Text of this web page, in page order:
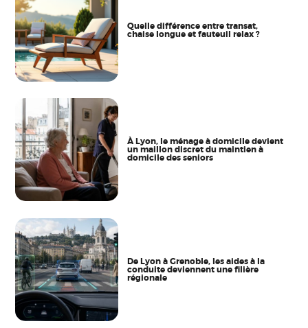
Quelle différence entre transat,
chaise longue et fauteuil relax ?
À Lyon, le ménage à domicile devient
un maillon discret du maintien à
domicile des seniors
De Lyon à Grenoble, les aides à la
conduite deviennent une filière
régionale